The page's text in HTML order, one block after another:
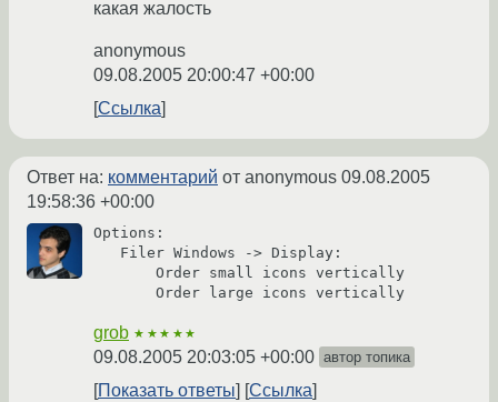
какая жалость
anonymous
09.08.2005 20:00:47 +00:00
Ссылка
Ответ на: комментарий от anonymous 09.08.2005
19:58:36 +00:00
Options:
       Order large icons vertically
grob ★★★★★
09.08.2005 20:03:05 +00:00 автор топика
Показать ответы Ссылка